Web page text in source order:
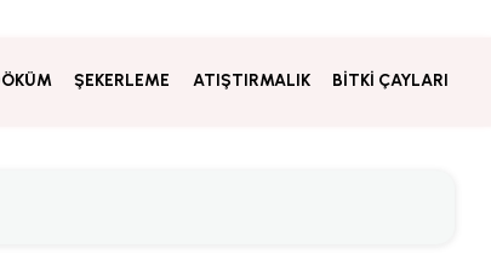
ŞEKERLEME ATIŞTIRMALIK BİTKİ ÇAYLARI